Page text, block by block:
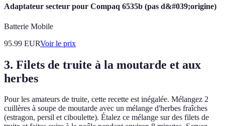
Adaptateur secteur pour Compaq 6535b (pas d&#039;origine)
Batterie Mobile
95.99 EURVoir le prix
3. Filets de truite à la moutarde et aux
herbes
Pour les amateurs de truite, cette recette est inégalée. Mélangez 2
cuillères à soupe de moutarde avec un mélange d'herbes fraîches
(estragon, persil et ciboulette). Étalez ce mélange sur des filets de